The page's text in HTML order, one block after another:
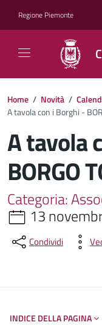
Regione Piemonte
Home / Novità /
A tavola con i Borghi -
A tavola
BORGO
Categoria:
13
Condividi
INDICE DELLA PAGINA